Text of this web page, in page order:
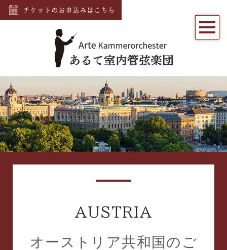
AUSTRIA
オーストリア共和国のご